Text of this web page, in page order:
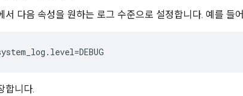
서 다음 속성을 원하는 로그 수준으로 설정합니다. 예를 들어
합니다.